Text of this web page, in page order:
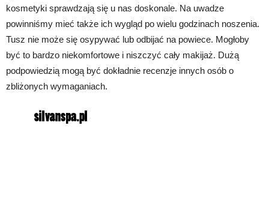
kosmetyki sprawdzają się u nas doskonale. Na uwadze
powinniśmy mieć także ich wygląd po wielu godzinach noszenia.
Tusz nie może się osypywać lub odbijać na powiece. Mogłoby
być to bardzo niekomfortowe i niszczyć cały makijaż. Dużą
podpowiedzią mogą być dokładnie recenzje innych osób o
zbliżonych wymaganiach.